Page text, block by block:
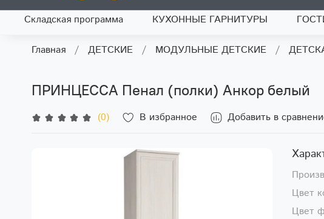
Складская программа КУХОННЫЕ ГАРНИТУРЫ
Главная ДЕТСКИЕ МОДУЛЬНЫЕ ДЕТСКИЕ
ПРИНЦЕССА Пенал (полки) Анкор белый
(0) В избранное Добавить в
Цвет
Цвет